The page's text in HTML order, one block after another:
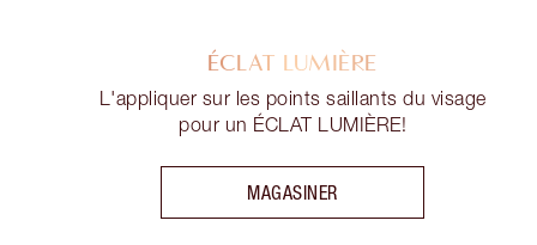
ÉCLAT LUMIÈRE
L'appliquer sur les points saillants du visage
pour un ÉCLAT LUMIÈRE!
MAGASINER